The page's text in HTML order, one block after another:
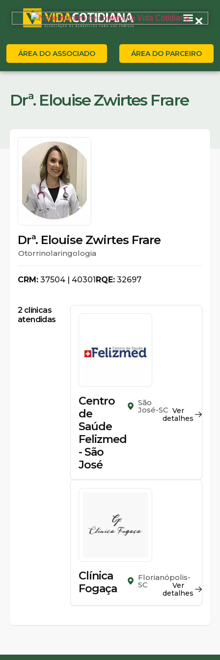
ÁREA DO ASSOCIADO ÁREA DO PARCEIRO
Drª. Elouise Zwirtes Frare
Drª. Elouise Zwirtes Frare
Otorrinolaringologia
CRM: 37504 | 40301RQE: 32697
2 clínicas
atendidas
Centro
de
Saúde
Felizmed
- São
José
São
José-SC Ver
detalhes
Clínica
Fogaça
Florianópolis-
SC
Ver
detalhes